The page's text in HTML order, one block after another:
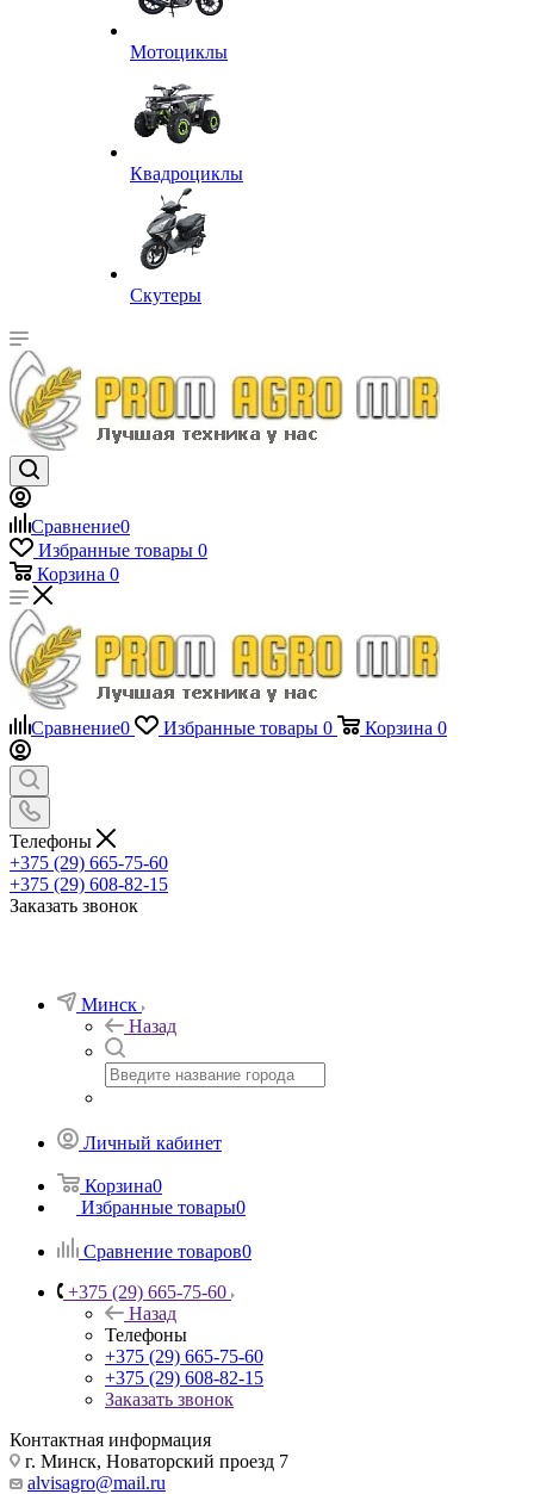
Мотоциклы
Квадроциклы
Скутеры
Сравнение0
Избранные товары 0
Корзина 0
Сравнение0 Избранные товары 0 Корзина 0
Телефоны
+375 (29) 665-75-60
+375 (29) 608-82-15
Заказать звонок
Минск
Назад
Личный кабинет
Корзина0
Избранные товары0
Сравнение товаров0
+375 (29) 665-75-60
Назад
Телефоны
+375 (29) 665-75-60
+375 (29) 608-82-15
Заказать звонок
Контактная информация
г. Минск, Новаторский проезд 7
alvisagro@mail.ru